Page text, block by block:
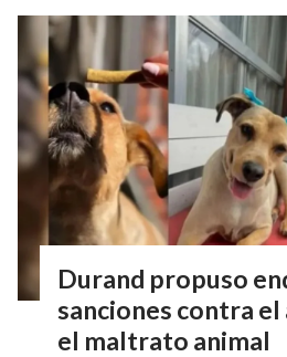
Durand propuso
sanciones contra el
el maltrato animal